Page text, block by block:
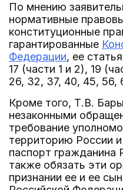
По мнению
нормативные
конституционные
гарантированные
Федерации, ее
17 (части 1 и 2), 19
26, 32, 37, 40, 45, 56,
Кроме того, Т.В.
незаконными
требование
территорию России
паспорт гражданина
также обязать эти
признании ее и ее